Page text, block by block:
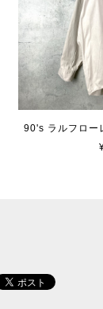
90's ラルフロー